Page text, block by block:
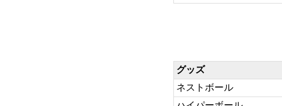
グッズ
ネストボール